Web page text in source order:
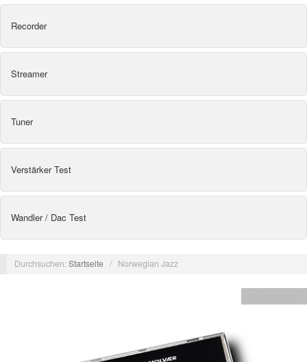
Recorder
Streamer
Tuner
Verstärker Test
Wandler / Dac Test
Durchsuchen:Startseite / Norwegian Jazz